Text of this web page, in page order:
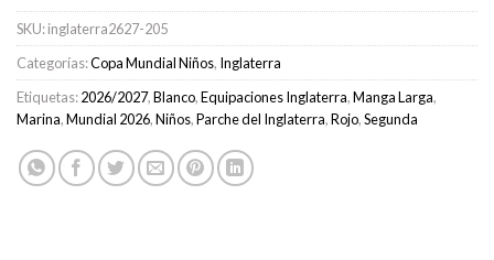
SKU:inglaterra2627-205
Categorías:Copa Mundial Niños, Inglaterra
Etiquetas:2026/2027,Blanco,Equipaciones Inglaterra,Manga Larga,
Marina,Mundial 2026,Niños,Parche del Inglaterra,Rojo,Segunda